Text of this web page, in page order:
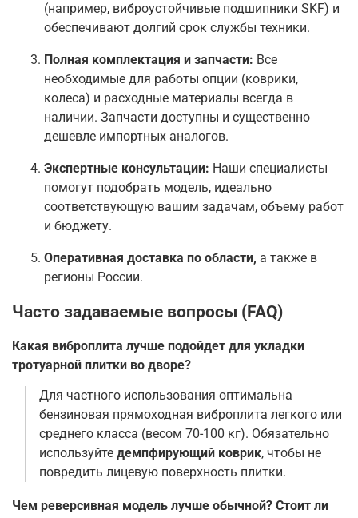
(например, виброустойчивые подшипники SKF) и
обеспечивают долгий срок службы техники.
Полная комплектация и запчасти: Все
необходимые для работы опции (коврики,
колеса) и расходные материалы всегда в
наличии. Запчасти доступны и существенно
дешевле импортных аналогов.
Экспертные консультации: Наши специалисты
помогут подобрать модель, идеально
соответствующую вашим задачам, объему работ
и бюджету.
Оперативная доставка по области, а также в
регионы России.
Часто задаваемые вопросы (FAQ)
Какая виброплита лучше подойдет для укладки
тротуарной плитки во дворе?
Для частного использования оптимальна
бензиновая прямоходная виброплита легкого или
среднего класса (весом 70-100 кг). Обязательно
используйте демпфирующий коврик, чтобы не
повредить лицевую поверхность плитки.
Чем реверсивная модель лучше обычной? Стоит ли